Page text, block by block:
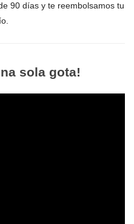
90 días y te reembolsamos tu
sola gota!